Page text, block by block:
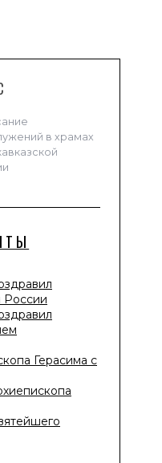
в храмах
России
Герасима с